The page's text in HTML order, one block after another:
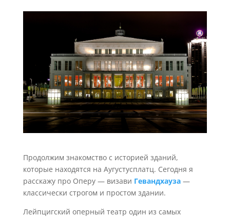
Продолжим знакомство с историей зданий,
которые находятся на Аугустусплатц. Сегодня я
расскажу про Оперу — визави Гевандхауза—
классически строгом и простом здании.
Лейпцигский оперный театр один из самых